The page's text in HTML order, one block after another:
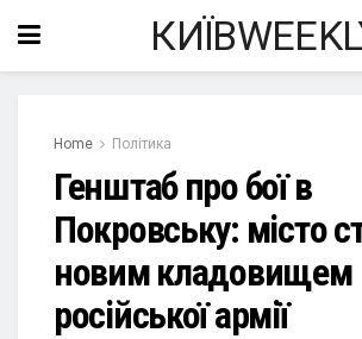
Home Політика
Генштаб про бої в
Покровську: місто
новим кладовищем
російської армії